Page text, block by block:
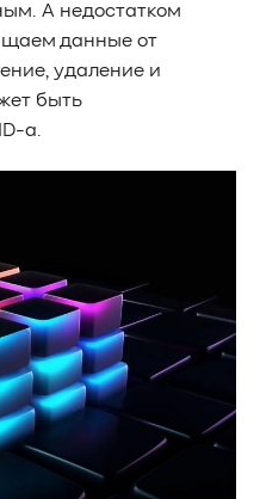
А недостатком
данные от
удаление и
быть
а.